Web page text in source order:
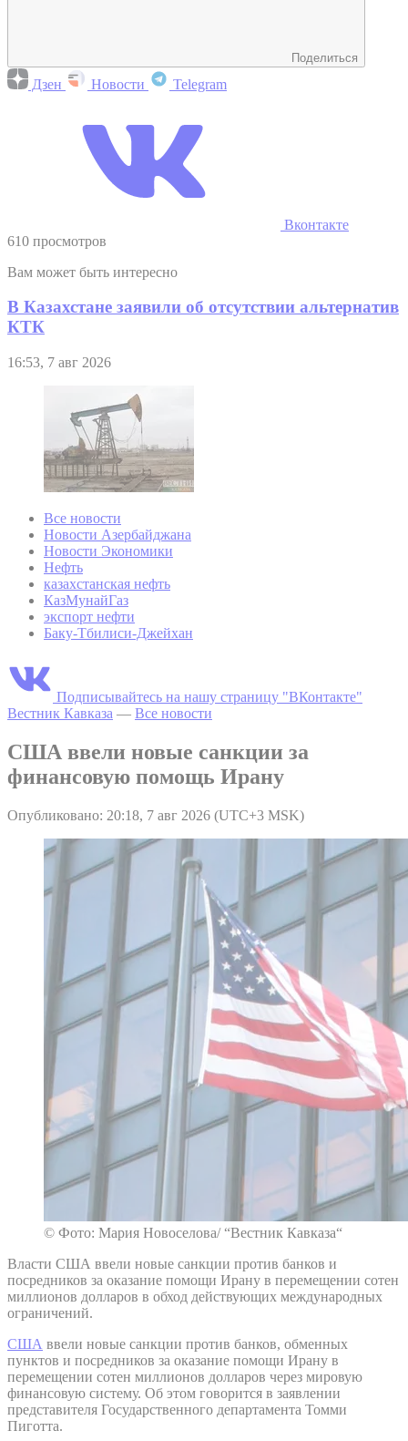
Поделиться
Дзен Новости Telegram
Вконтакте
610 просмотров
Вам может быть интересно
В Казахстане заявили об отсутствии альтернатив
КТК
16:53, 7 авг 2026
Все новости
Новости Азербайджана
Новости Экономики
Нефть
казахстанская нефть
КазМунайГаз
экспорт нефти
Баку-Тбилиси-Джейхан
Подписывайтесь на нашу страницу "ВКонтакте"
Вестник Кавказа — Все новости
США ввели новые санкции за
финансовую помощь Ирану
Опубликовано: 20:18, 7 авг 2026 (UTC+3 MSK)
© Фото: Мария Новоселова/ “Вестник Кавказа“
Власти США ввели новые санкции против банков и
посредников за оказание помощи Ирану в перемещении сотен
миллионов долларов в обход действующих международных
ограничений.
США ввели новые санкции против банков, обменных
пунктов и посредников за оказание помощи Ирану в
перемещении сотен миллионов долларов через мировую
финансовую систему. Об этом говорится в заявлении
представителя Государственного департамента Томми
Пиготта.